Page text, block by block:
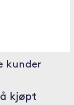
kunder
kjøpt